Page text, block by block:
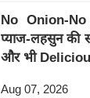
No Onion-
प्याज-लहसुन की
और भी
Aug 07, 2026